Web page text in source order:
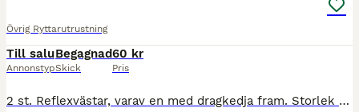
Övrig Ryttarutrustning
Till salu
Annonstyp
Begagnad
Skick
60 kr
Pris
2 st. Reflexvästar, varav en med dragkedja fram. Storlek Large.